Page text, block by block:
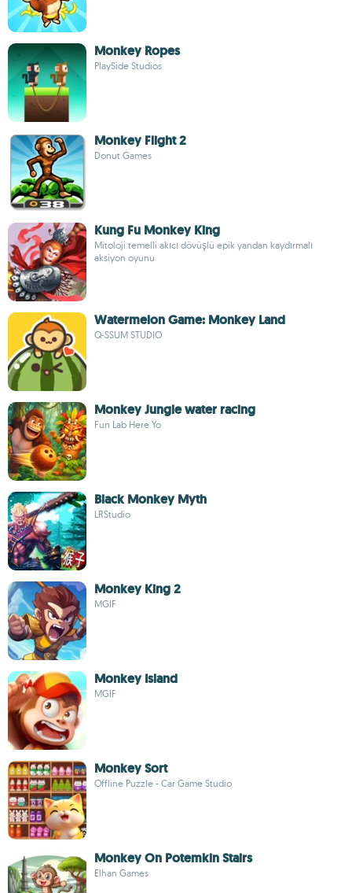
Monkey Ropes
PlaySide Studios
Monkey Flight 2
Donut Games
Kung Fu Monkey King
Mitoloji temelli akıcı dövüşlü epik yandan kaydırmalı
aksiyon oyunu
Watermelon Game: Monkey Land
Q-SSUM STUDIO
Monkey Jungle water racing
Fun Lab Here Yo
Black Monkey Myth
LRStudio
Monkey King 2
MGIF
Monkey Island
MGIF
Monkey Sort
Offline Puzzle - Car Game Studio
Monkey On Potemkin Stairs
Elhan Games